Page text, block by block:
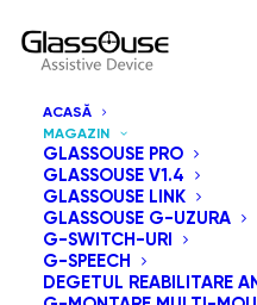
ACASĂ
MAGAZIN
GLASSOUSE PRO
GLASSOUSE V1.4
GLASSOUSE LINK
GLASSOUSE G-UZURA
G-SWITCH-URI
G-SPEECH
DEGETUL REABILITARE
Jucăriile GlassOuse
adaptate pentru comenzi
înregistra, reda muzică,